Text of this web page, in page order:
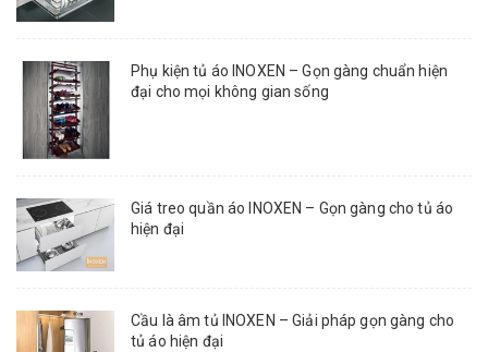
Phụ kiện tủ áo INOXEN – Gọn gàng chuẩn hiện
đại cho mọi không gian sống
Giá treo quần áo INOXEN – Gọn gàng cho tủ áo
hiện đại
Cầu là âm tủ INOXEN – Giải pháp gọn gàng cho
tủ áo hiện đại